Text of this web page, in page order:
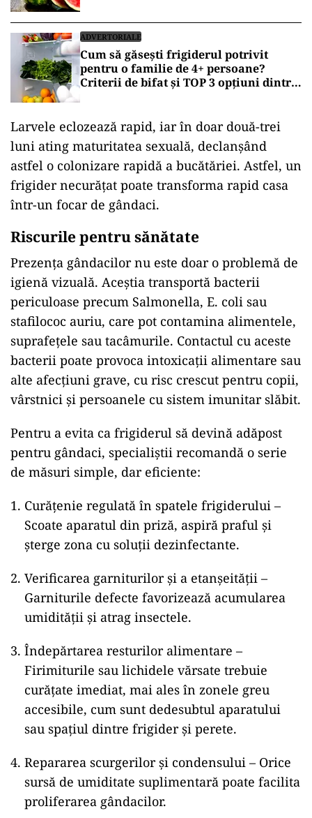
ADVERTORIALE
Cum să găsești frigiderul potrivit
pentru o familie de 4+ persoane?
Criterii de bifat și TOP 3 opțiuni dintre
Larvele eclozează rapid, iar în doar două-trei
luni ating maturitatea sexuală, declanșând
astfel o colonizare rapidă a bucătăriei. Astfel, un
frigider necurățat poate transforma rapid casa
într-un focar de gândaci.
Riscurile pentru sănătate
Prezența gândacilor nu este doar o problemă de
igienă vizuală. Aceștia transportă bacterii
periculoase precum Salmonella, E. coli sau
stafilococ auriu, care pot contamina alimentele,
suprafețele sau tacâmurile. Contactul cu aceste
bacterii poate provoca intoxicații alimentare sau
alte afecțiuni grave, cu risc crescut pentru copii,
vârstnici și persoanele cu sistem imunitar slăbit.
Pentru a evita ca frigiderul să devină adăpost
pentru gândaci, specialiștii recomandă o serie
de măsuri simple, dar eficiente:
Curățenie regulată în spatele frigiderului –
Scoate aparatul din priză, aspiră praful și
șterge zona cu soluții dezinfectante.
Verificarea garniturilor și a etanșeității –
Garniturile defecte favorizează acumularea
umidității și atrag insectele.
Îndepărtarea resturilor alimentare –
Firimiturile sau lichidele vărsate trebuie
curățate imediat, mai ales în zonele greu
accesibile, cum sunt dedesubtul aparatului
sau spațiul dintre frigider și perete.
Repararea scurgerilor și condensului – Orice
sursă de umiditate suplimentară poate facilita
proliferarea gândacilor.